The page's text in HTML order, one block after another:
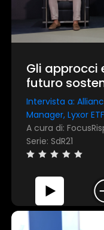
Gli approcci
futuro
Intervista a:
Manager, Lyxor ETF
A cura di:
Serie: SdR21